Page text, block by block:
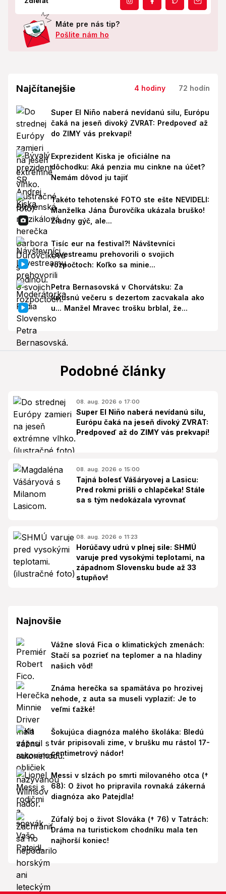
Máte pre nás tip?
Pošlite nám ho
Najčítanejšie 4 hodiny 72 hodín
Super El Niño naberá nevídanú silu, Európu
čaká na jeseň divoký ZVRAT: Predpoveď až
do ZIMY vás prekvapí!
Exprezident Kiska je oficiálne na
dôchodku: Aká penzia mu cinkne na účet?
Nemám dôvod ju tajiť
Takéto tehotenské FOTO ste ešte NEVIDELI:
Manželka Jána Ďurovčíka ukázala bruško!
Žiadny gýč, ale...
Tisíc eur na festival?! Návštevníci
Lovestreamu prehovorili o svojich
rozpočtoch: Koľko sa minie...
Petra Bernasovská v Chorvátsku: Za
luxusnú večeru s dezertom zacvakala ako
u... Manžel Mravec trošku brblal, že...
Podobné články
08. aug. 2026 o 17:00
Super El Niño naberá nevídanú silu,
Európu čaká na jeseň divoký ZVRAT:
Predpoveď až do ZIMY vás prekvapí!
08. aug. 2026 o 15:00
Tajná bolesť Vášáryovej a Lasicu:
Pred rokmi prišli o chlapčeka! Stále
sa s tým nedokázala vyrovnať
08. aug. 2026 o 11:23
Horúčavy udrú v plnej sile: SHMÚ
varuje pred vysokými teplotami, na
západnom Slovensku bude až 33
stupňov!
Najnovšie
Vážne slová Fica o klimatických zmenách:
Stačí sa pozrieť na teplomer a na hladiny
našich vôd!
Známa herečka sa spamätáva po hrozivej
nehode, z auta sa museli vyplaziť: Je to
veľmi ťažké!
Šokujúca diagnóza malého školáka: Bledú
tvár pripisovali zime, v brušku mu rástol 17-
centimetrový nádor!
Messi v slzách po smrti milovaného otca (†
68): O život ho pripravila rovnaká zákerná
diagnóza ako Patejdla!
Zúfalý boj o život Slováka († 76) v Tatrách:
Dráma na turistickom chodníku mala ten
najhorší koniec!